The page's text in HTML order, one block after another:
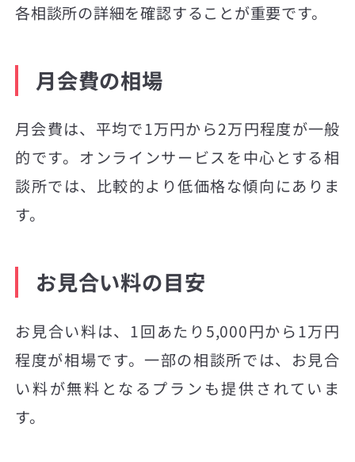
各相談所の詳細を確認することが重要です。
月会費の相場
月会費は、平均で1万円から2万円程度が一般
的です。オンラインサービスを中心とする相
談所では、比較的より低価格な傾向にありま
す。
お見合い料の目安
お見合い料は、1回あたり5,000円から1万円
程度が相場です。一部の相談所では、お見合
い料が無料となるプランも提供されていま
す。